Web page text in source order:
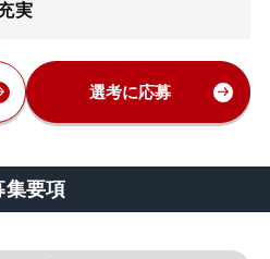
実
選考に応募
集要項